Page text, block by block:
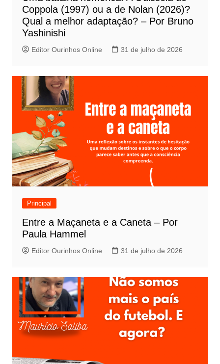
Coppola (1997) ou a de Nolan (2026)?
Qual a melhor adaptação? – Por Bruno
Yashinishi
Editor Ourinhos Online 31 de julho de 2026
Principal
Entre a Maçaneta e a Caneta – Por
Paula Hammel
Editor Ourinhos Online 31 de julho de 2026